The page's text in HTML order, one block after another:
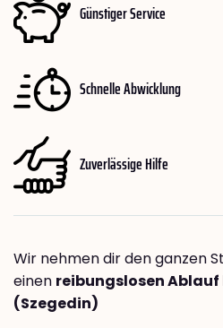
Günstiger Service
Schnelle Abwicklung
Zuverlässige Hilfe
Wir nehmen dir den ganzen
einen reibungslosen Ablauf
(Szegedin)